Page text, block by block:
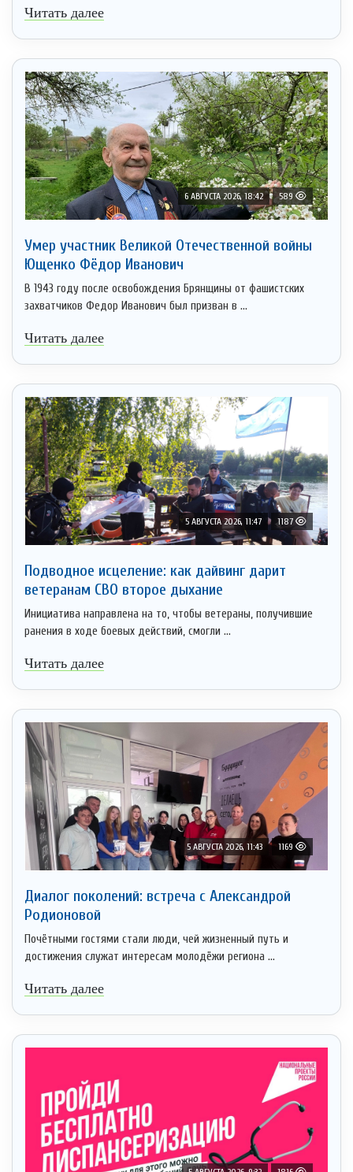
Читать далее
6 АВГУСТА 2026, 18:42 589
Умер участник Великой Отечественной войны
Ющенко Фёдор Иванович
В 1943 году после освобождения Брянщины от фашистских
захватчиков Федор Иванович был призван в ...
Читать далее
5 АВГУСТА 2026, 11:47 1187
Подводное исцеление: как дайвинг дарит
ветеранам СВО второе дыхание
Инициатива направлена на то, чтобы ветераны, получившие
ранения в ходе боевых действий, смогли ...
Читать далее
5 АВГУСТА 2026, 11:43 1169
Диалог поколений: встреча с Александрой
Родионовой
Почётными гостями стали люди, чей жизненный путь и
достижения служат интересам молодёжи региона ...
Читать далее